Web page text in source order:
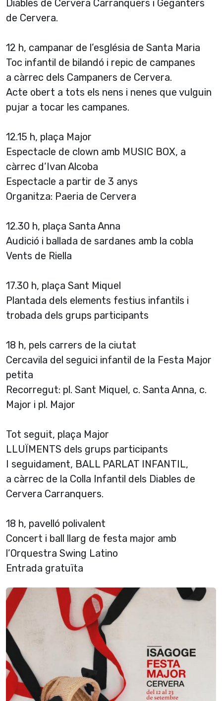
Diables de Cervera Carranquers i Geganters
de Cervera.
12 h, campanar de l’església de Santa Maria
Toc infantil de bilandó i repic de campanes
a càrrec dels Campaners de Cervera.
Acte obert a tots els nens i nenes que vulguin
pujar a tocar les campanes.
12.15 h, plaça Major
Espectacle de clown amb MUSIC BOX, a
càrrec d’Ivan Alcoba
Espectacle a partir de 3 anys
Organitza: Paeria de Cervera
12.30 h, plaça Santa Anna
Audició i ballada de sardanes amb la cobla
Vents de Riella
17.30 h, plaça Sant Miquel
Plantada dels elements festius infantils i
trobada dels grups participants
18 h, pels carrers de la ciutat
Cercavila del seguici infantil de la Festa Major
petita
Recorregut: pl. Sant Miquel, c. Santa Anna, c.
Major i pl. Major
Tot seguit, plaça Major
LLUÏMENTS dels grups participants
I seguidament, BALL PARLAT INFANTIL,
a càrrec de la Colla Infantil dels Diables de
Cervera Carranquers.
18 h, pavelló polivalent
Concert i ball llarg de festa major amb
l’Orquestra Swing Latino
Entrada gratuïta